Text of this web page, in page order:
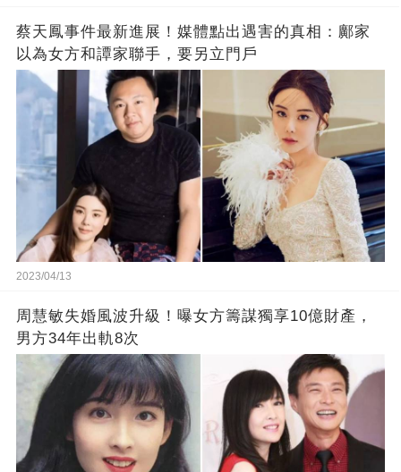
蔡天鳳事件最新進展！媒體點出遇害的真相：鄺家
以為女方和譚家聯手，要另立門戶
2023/04/13
周慧敏失婚風波升級！曝女方籌謀獨享10億財產，
男方34年出軌8次